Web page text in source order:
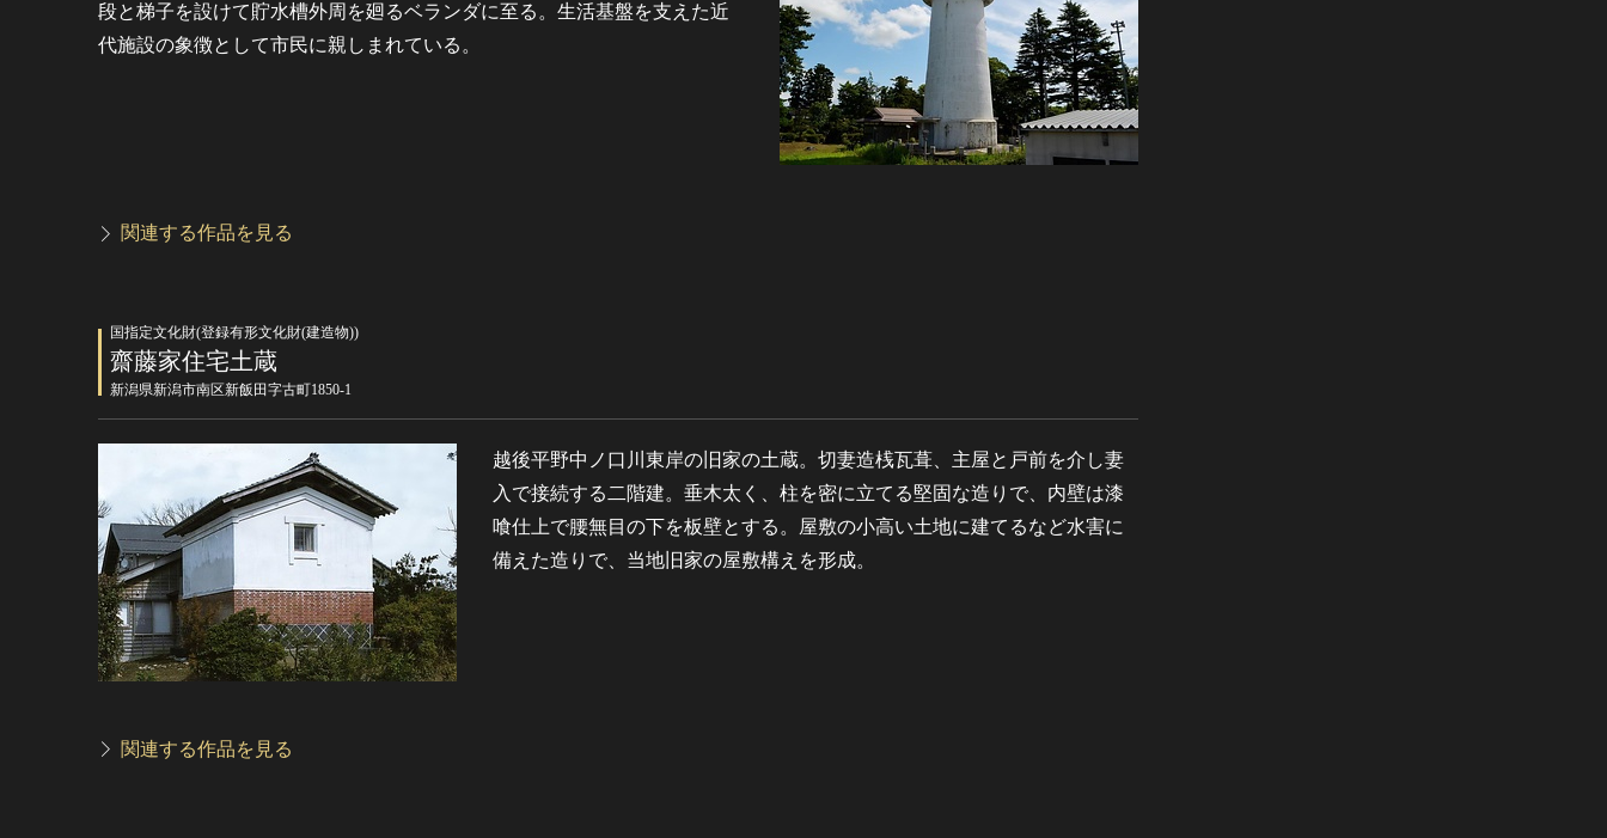
段と梯子を設けて貯水槽外周を廻るベランダに至る。生活基盤を支えた近
代施設の象徴として市民に親しまれている。
関連する作品を見る
国指定文化財(登録有形文化財(建造物))
齋藤家住宅土蔵
新潟県新潟市南区新飯田字古町1850-1
越後平野中ノ口川東岸の旧家の土蔵。切妻造桟瓦葺、主屋と戸前を介し妻
入で接続する二階建。垂木太く、柱を密に立てる堅固な造りで、内壁は漆
喰仕上で腰無目の下を板壁とする。屋敷の小高い土地に建てるなど水害に
備えた造りで、当地旧家の屋敷構えを形成。
関連する作品を見る